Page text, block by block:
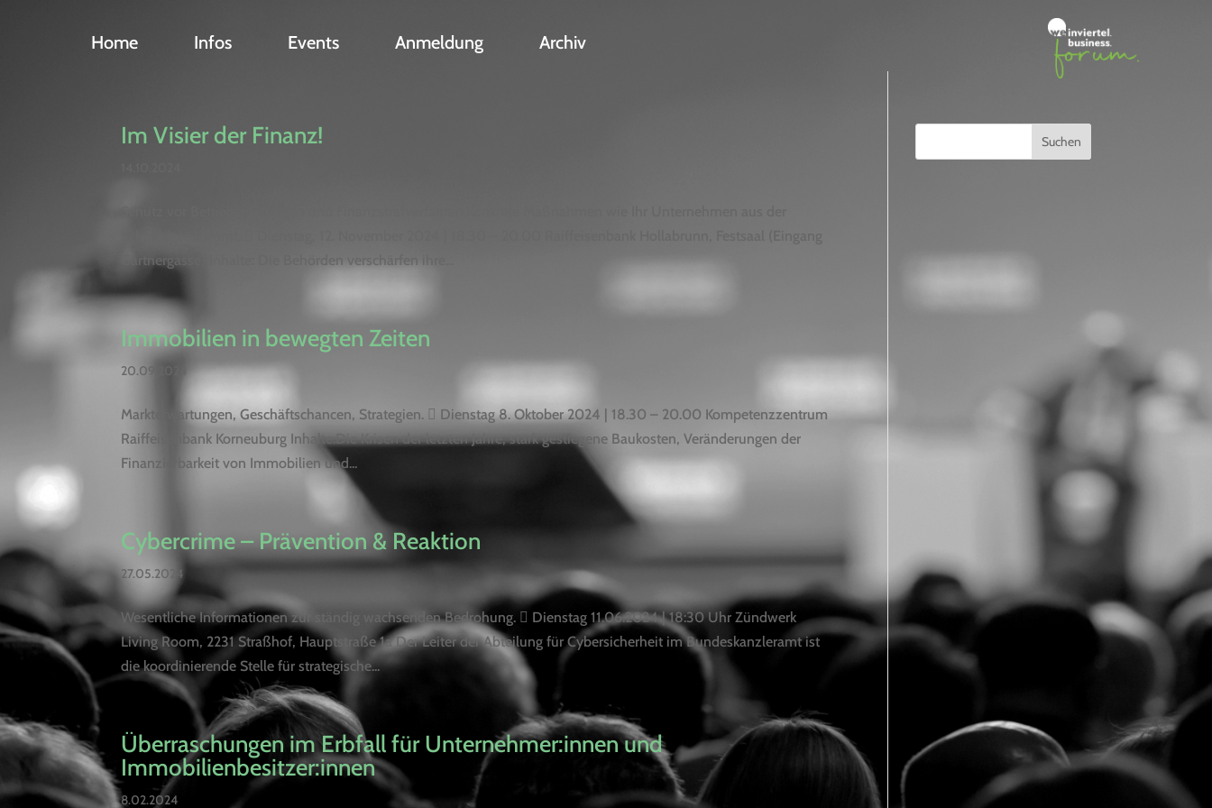
Home Infos Events Anmeldung Archiv
Im Visier der Finanz!
Gärtnergasse) Inhalte: Die Behörden verschärfen ihre...
Immobilien in bewegten Zeiten
20.09.2024
Markterwartungen, Geschäftschancen, Strategien.  Dienstag 8. Oktober 2024 | 18.30 – 20.00 Kompetenzzentrum
Raiffeisenbank Korneuburg Inhalte:Die Krisen der letzten Jahre, stark gestiegene Baukosten, Veränderungen der
Finanzierbarkeit von Immobilien und...
Cybercrime – Prävention & Reaktion
27.05.2024
Wesentliche Informationen zur ständig wachsenden Bedrohung.  Dienstag 11.06.2024 | 18:30 Uhr Zündwerk
Living Room, 2231 Straßhof, Hauptstraße 1a Der Leiter der Abteilung für Cybersicherheit im Bundeskanzleramt ist
die koordinierende Stelle für strategische...
Überraschungen im Erbfall für Unternehmer:innen und
Immobilienbesitzer:innen
8.02.2024
Suchen